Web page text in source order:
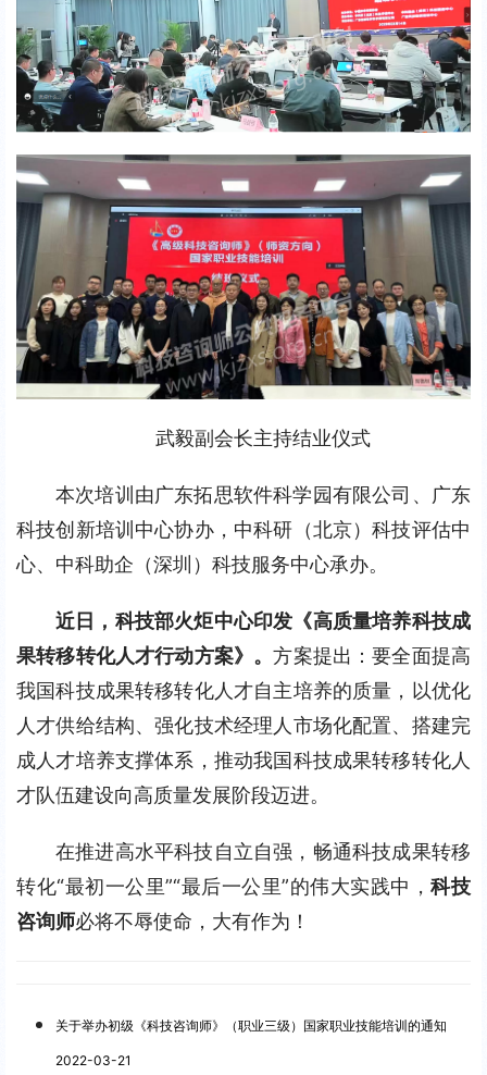
武毅副会长主持结业仪式
本次培训由广东拓思软件科学园有限公司、广东
科技创新培训中心协办，中科研（北京）科技评估中
心、中科助企（深圳）科技服务中心承办。
近日， 科技部火炬中心印发《高质量培养科技成
果转移转化人才行动方案》。方案提出：要全面提高
我国科技成果转移转化人才自主培养的质量，以优化
人才供给结构、强化技术经理人市场化配置、搭建完
成人才培养支撑体系，推动我国科技成果转移转化人
才队伍建设向高质量发展阶段迈进。
在推进高水平科技自立自强，畅通科技成果转移
转化“最初一公里”“最后一公里”的伟大实践中，科技
咨询师必将不辱使命，大有作为！
关于举办初级《科技咨询师》（职业三级）国家职业技能培训的通知
2022-03-21